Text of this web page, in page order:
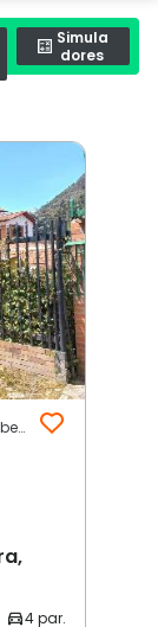
Simula
dores
Vereda el Abra | Otros | Cota (Incluye Siberia)